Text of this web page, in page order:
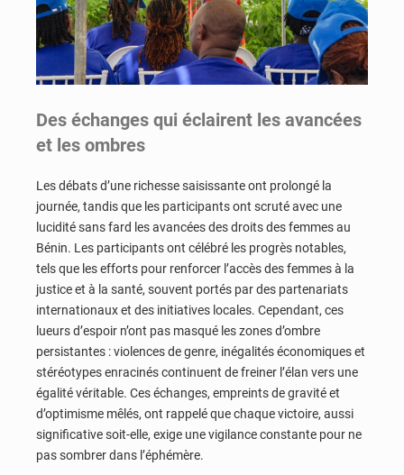
Des échanges qui éclairent les avancées
et les ombres
Les débats d’une richesse saisissante ont prolongé la
journée, tandis que les participants ont scruté avec une
lucidité sans fard les avancées des droits des femmes au
Bénin. Les participants ont célébré les progrès notables,
tels que les efforts pour renforcer l’accès des femmes à la
justice et à la santé, souvent portés par des partenariats
internationaux et des initiatives locales. Cependant, ces
lueurs d’espoir n’ont pas masqué les zones d’ombre
persistantes : violences de genre, inégalités économiques et
stéréotypes enracinés continuent de freiner l’élan vers une
égalité véritable. Ces échanges, empreints de gravité et
d’optimisme mêlés, ont rappelé que chaque victoire, aussi
significative soit-elle, exige une vigilance constante pour ne
pas sombrer dans l’éphémère.